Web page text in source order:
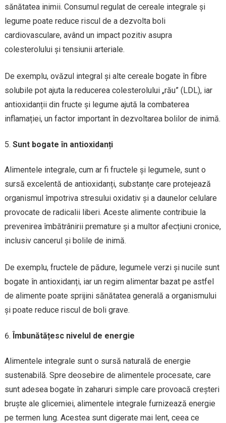
sănătatea inimii. Consumul regulat de cereale integrale și
legume poate reduce riscul de a dezvolta boli
cardiovasculare, având un impact pozitiv asupra
colesterolului și tensiunii arteriale.
De exemplu, ovăzul integral și alte cereale bogate în fibre
solubile pot ajuta la reducerea colesterolului „rău” (LDL), iar
antioxidanții din fructe și legume ajută la combaterea
inflamației, un factor important în dezvoltarea bolilor de inimă.
Sunt bogate în antioxidanți
Alimentele integrale, cum ar fi fructele și legumele, sunt o
sursă excelentă de antioxidanți, substanțe care protejează
organismul împotriva stresului oxidativ și a daunelor celulare
provocate de radicalii liberi. Aceste alimente contribuie la
prevenirea îmbătrânirii premature și a multor afecțiuni cronice,
inclusiv cancerul și bolile de inimă.
De exemplu, fructele de pădure, legumele verzi și nucile sunt
bogate în antioxidanți, iar un regim alimentar bazat pe astfel
de alimente poate sprijini sănătatea generală a organismului
și poate reduce riscul de boli grave.
Îmbunătățesc nivelul de energie
Alimentele integrale sunt o sursă naturală de energie
sustenabilă. Spre deosebire de alimentele procesate, care
sunt adesea bogate în zaharuri simple care provoacă creșteri
bruște ale glicemiei, alimentele integrale furnizează energie
pe termen lung. Acestea sunt digerate mai lent, ceea ce